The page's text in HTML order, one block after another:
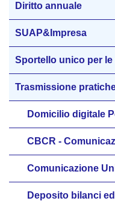
Diritto annuale
SUAP&Impresa
Sportello unico per
Trasmissione
Domicilio digitale
CBCR -
Comunicazione
Deposito bilanci